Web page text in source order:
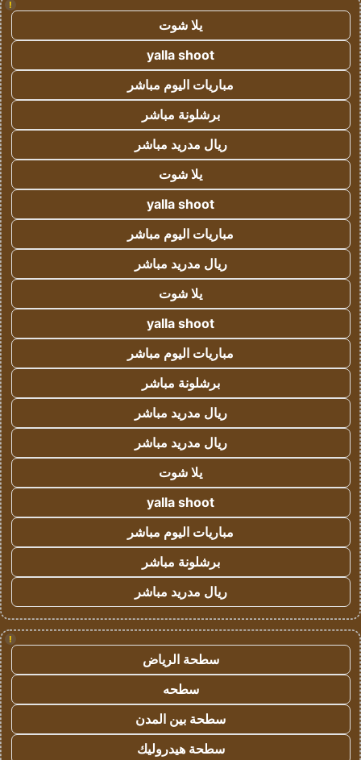
!
يلا شوت
yalla shoot
مباريات اليوم مباشر
برشلونة مباشر
ريال مدريد مباشر
يلا شوت
yalla shoot
مباريات اليوم مباشر
ريال مدريد مباشر
يلا شوت
yalla shoot
مباريات اليوم مباشر
برشلونة مباشر
ريال مدريد مباشر
ريال مدريد مباشر
يلا شوت
yalla shoot
مباريات اليوم مباشر
برشلونة مباشر
ريال مدريد مباشر
!
سطحة الرياض
سطحه
سطحة بين المدن
سطحة هيدروليك